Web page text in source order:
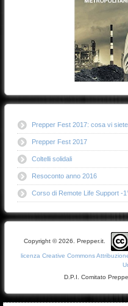
Prepper Fest 2017: cosa vi siete
Prepper Fest 2017
Coltelli solidali
Resoconto anno 2016
Corso di Remote Life Support -
Copyright © 2026. Prepper.it.
licenza Creative Commons
D.P.I. Comitato